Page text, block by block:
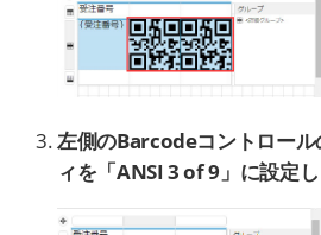
左側のBarcodeコントロー
ィを「ANSI 3 of 9」に設定し